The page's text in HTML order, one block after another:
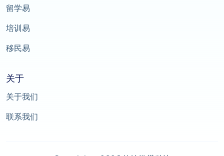
留学易
培训易
移民易
关于
关于我们
联系我们